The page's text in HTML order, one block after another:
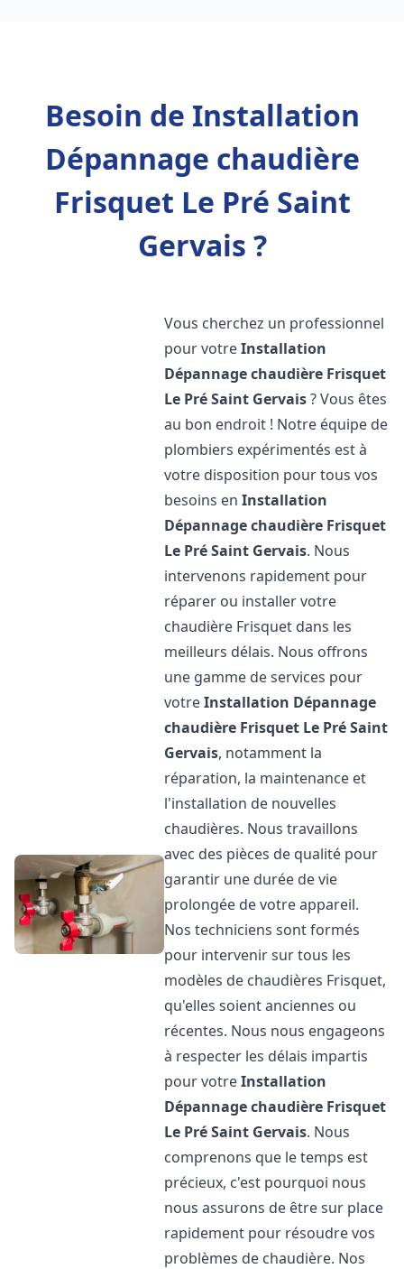
Besoin de Installation
Dépannage chaudière
Frisquet Le Pré Saint
Gervais ?
Vous cherchez un professionnel
pour votreInstallation
Dépannage chaudière Frisquet
Le Pré Saint Gervais? Vous êtes
au bon endroit ! Notre équipe de
plombiers expérimentés est à
votre disposition pour tous vos
besoins enInstallation
Dépannage chaudière Frisquet
Le Pré Saint Gervais. Nous
intervenons rapidement pour
réparer ou installer votre
chaudière Frisquet dans les
meilleurs délais. Nous offrons
une gamme de services pour
votreInstallation Dépannage
chaudière Frisquet Le Pré Saint
Gervais, notamment la
réparation, la maintenance et
l'installation de nouvelles
chaudières. Nous travaillons
avec des pièces de qualité pour
garantir une durée de vie
prolongée de votre appareil.
Nos techniciens sont formés
pour intervenir sur tous les
modèles de chaudières Frisquet,
qu'elles soient anciennes ou
récentes. Nous nous engageons
à respecter les délais impartis
pour votreInstallation
Dépannage chaudière Frisquet
Le Pré Saint Gervais. Nous
comprenons que le temps est
précieux, c'est pourquoi nous
nous assurons de être sur place
rapidement pour résoudre vos
problèmes de chaudière. Nos